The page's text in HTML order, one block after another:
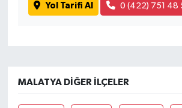
Yol Tarifi Al 0 (422) 751 48
MALATYA DIĞER İLÇELER